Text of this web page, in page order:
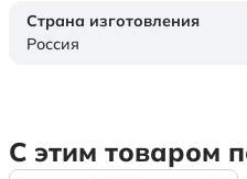
Страна изготовления
Россия
С этим товаром